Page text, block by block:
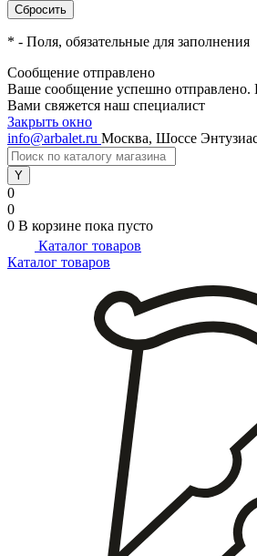
* - Поля, обязательные для заполнения
Сообщение отправлено
Ваше сообщение успешно
Вами свяжется наш специалист
Закрыть окно
info@arbalet.ru Москва, Шоссе
0
0
0 В корзине пока пусто
Каталог товаров
Каталог товаров